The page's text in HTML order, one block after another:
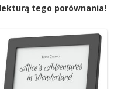
tego porównania!